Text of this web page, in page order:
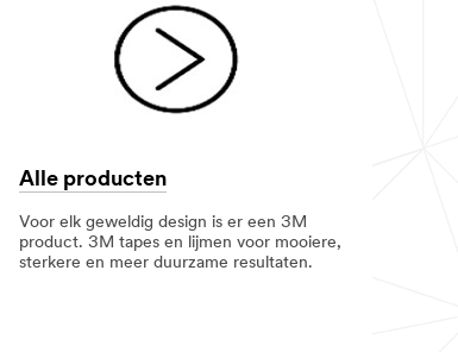
Alle producten
Voor elk geweldig design is er een 3M
product. 3M tapes en lijmen voor mooiere,
sterkere en meer duurzame resultaten.